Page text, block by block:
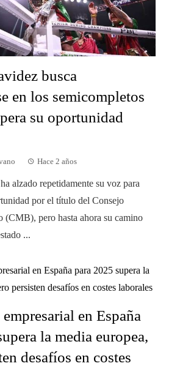
busca
en los semicompletos
su oportunidad
Hace 2 años
alzado repetidamente su voz para
por el título del Consejo
(CMB), pero hasta ahora su camino
...
en España
la media europea,
desafíos en costes